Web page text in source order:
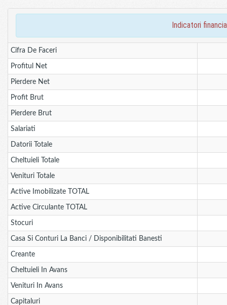
indicatori
Cifra De Faceri
Profitul Net
Pierdere Net
Profit Brut
Pierdere Brut
Salariati
Datorii Totale
Cheltuieli Totale
Venituri Totale
Active Imobilizate TOTAL
Active Circulante TOTAL
Stocuri
Casa Si Conturi La Banci / Disponibilitati Banesti
Creante
Cheltuieli In Avans
Venituri In Avans
Capitaluri